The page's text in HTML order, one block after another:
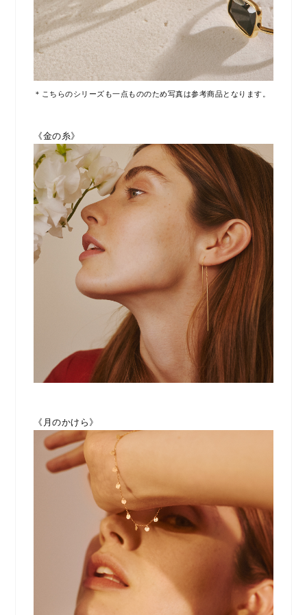
＊こちらのシリーズも一点もののため写真は参考商品となります。
《金の糸》
《月のかけら》